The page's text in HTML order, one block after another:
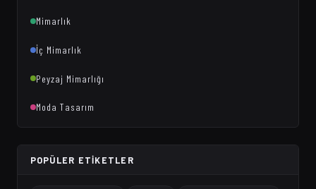
Mimarlık
İç Mimarlık
Peyzaj Mimarlığı
Moda Tasarım
POPÜLER ETIKETLER